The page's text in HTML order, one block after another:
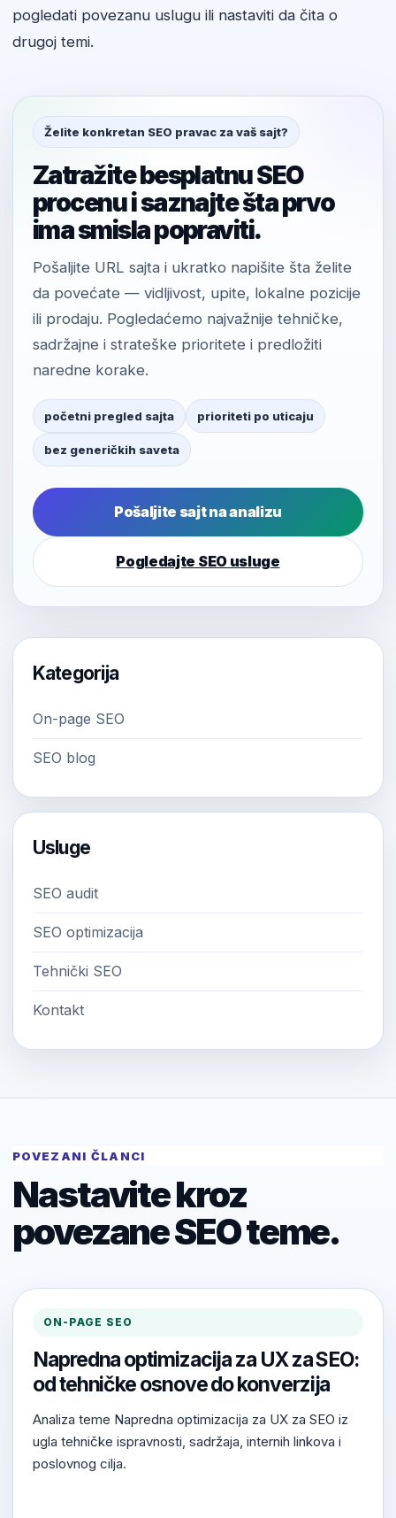
pogledati povezanu uslugu ili nastaviti da čita o
drugoj temi.
Želite konkretan SEO pravac za vaš sajt?
Zatražite besplatnu SEO
procenu i saznajte šta prvo
ima smisla popraviti.
Pošaljite URL sajta i ukratko napišite šta želite
da povećate — vidljivost, upite, lokalne pozicije
ili prodaju. Pogledaćemo najvažnije tehničke,
sadržajne i strateške prioritete i predložiti
naredne korake.
početni pregled sajta prioriteti po uticaju
bez generičkih saveta
Pošaljite sajt na analizu
Pogledajte SEO usluge
Kategorija
On-page SEO
SEO blog
Usluge
SEO audit
SEO optimizacija
Tehnički SEO
Kontakt
POVEZANI ČLANCI
Nastavite kroz
povezane SEO teme.
ON-PAGE SEO
Napredna optimizacija za UX za SEO:
od tehničke osnove do konverzija
Analiza teme Napredna optimizacija za UX za SEO iz
ugla tehničke ispravnosti, sadržaja, internih linkova i
poslovnog cilja.